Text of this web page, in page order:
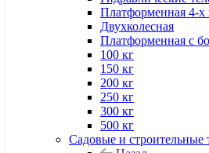
Платформенная 4-х
Двухколесная
Платформенная с
100 кг
150 кг
200 кг
250 кг
300 кг
500 кг
Садовые и строительные